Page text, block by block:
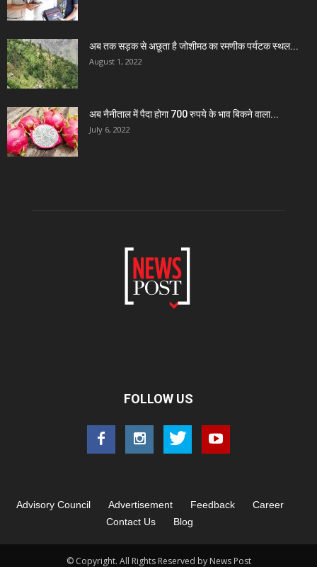
अब तक सड़क से अछूता है जोशीमठ का रमणीक पर्यटक स्थल...
August 1, 2022
अब नैनीताल में पैदा होगा 700 रुपये के भाव बिकने वाला...
July 6, 2022
FOLLOW US
Advisory Council Advertisement Feedback
Career
Contact Us
Blog
© Copyright. All Rights Reserved by News Post